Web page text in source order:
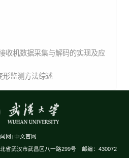
收机数据采集与解码的实现及应
形监测方法综述
网 | 中文官网
省武汉市武昌区八一路299号 邮编：430072